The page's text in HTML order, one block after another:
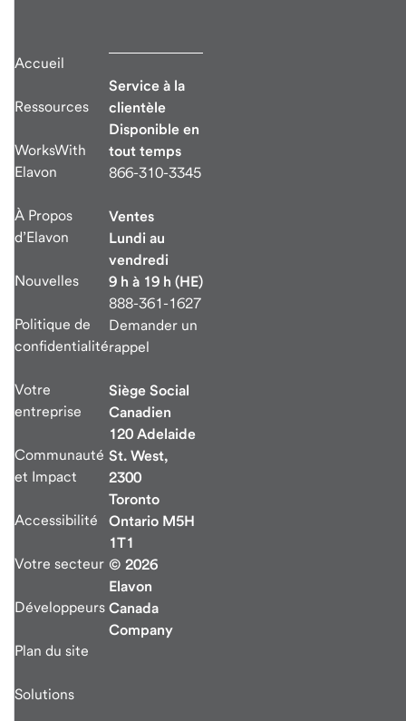
Accueil
Ressources
WorksWith
Elavon
À Propos
d’Elavon
Nouvelles
Politique de
confidentialité
Votre
entreprise
Communauté
et Impact
Accessibilité
Votre secteur
Développeurs
Plan du site
Solutions
Service à la
clientèle
Disponible en
tout temps
866-310-3345
Ventes
Lundi au
vendredi
9 h à 19 h (HE)
888-361-1627
Demander un
rappel
Siège Social
Canadien
120 Adelaide
St. West,
2300
Toronto
Ontario M5H
1T1
© 2026
Elavon
Canada
Company